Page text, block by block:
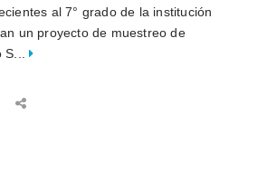
al 7° grado de la institución
un proyecto de muestreo de
S...